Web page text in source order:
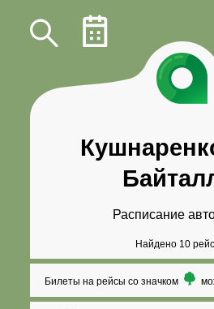
Расписание
Найдено 10
Билеты на рейсы со значком